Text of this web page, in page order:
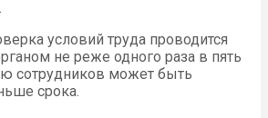
условий труда проводится
не реже одного раза в пять
сотрудников может быть
срока.